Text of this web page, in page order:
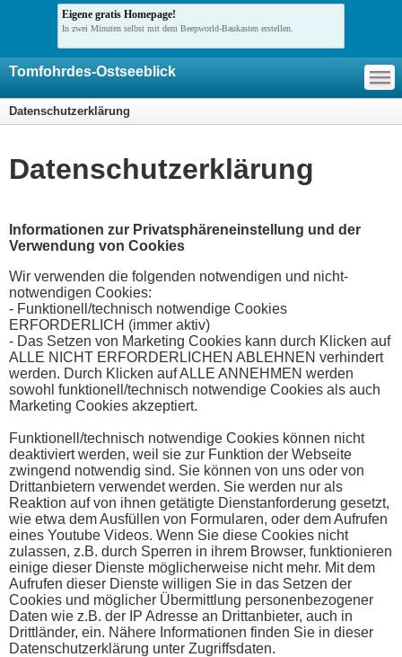
Eigene gratis Homepage!
In zwei Minuten selbst mit dem Beepworld-Baukasten erstellen.
Tomfohrdes-Ostseeblick —
—
—
Datenschutzerklärung
Datenschutzerklärung
Informationen zur Privatsphäreneinstellung und der
Verwendung von Cookies
Wir verwenden die folgenden notwendigen und nicht-
notwendigen Cookies:
- Funktionell/technisch notwendige Cookies
ERFORDERLICH (immer aktiv)
- Das Setzen von Marketing Cookies kann durch Klicken auf
ALLE NICHT ERFORDERLICHEN ABLEHNEN verhindert
werden. Durch Klicken auf ALLE ANNEHMEN werden
sowohl funktionell/technisch notwendige Cookies als auch
Marketing Cookies akzeptiert.
Funktionell/technisch notwendige Cookies können nicht
deaktiviert werden, weil sie zur Funktion der Webseite
zwingend notwendig sind. Sie können von uns oder von
Drittanbietern verwendet werden. Sie werden nur als
Reaktion auf von ihnen getätigte Dienstanforderung gesetzt,
wie etwa dem Ausfüllen von Formularen, oder dem Aufrufen
eines Youtube Videos. Wenn Sie diese Cookies nicht
zulassen, z.B. durch Sperren in ihrem Browser, funktionieren
einige dieser Dienste möglicherweise nicht mehr. Mit dem
Aufrufen dieser Dienste willigen Sie in das Setzen der
Cookies und möglicher Übermittlung personenbezogener
Daten wie z.B. der IP Adresse an Drittanbieter, auch in
Drittländer, ein. Nähere Informationen finden Sie in dieser
Datenschutzerklärung unter Zugriffsdaten.